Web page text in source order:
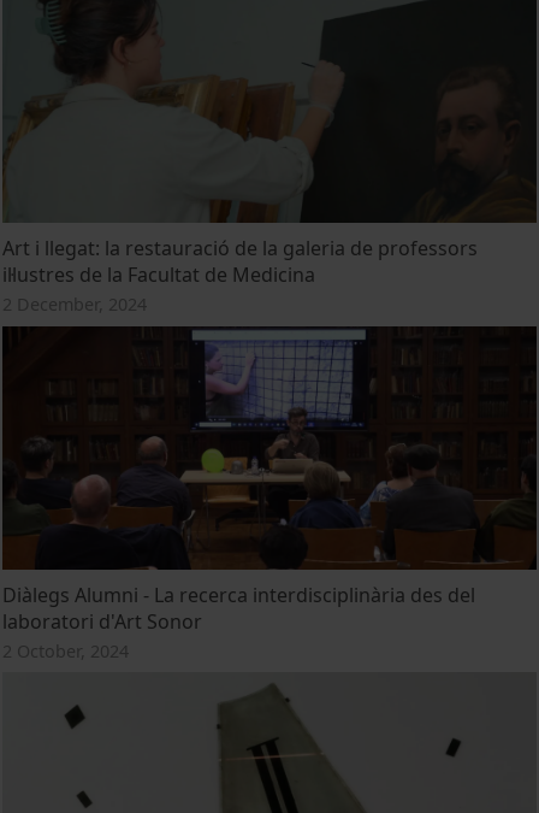
Art i llegat: la restauració de la galeria de professors
il·lustres de la Facultat de Medicina
2 December, 2024
Diàlegs Alumni - La recerca interdisciplinària des del
laboratori d'Art Sonor
2 October, 2024